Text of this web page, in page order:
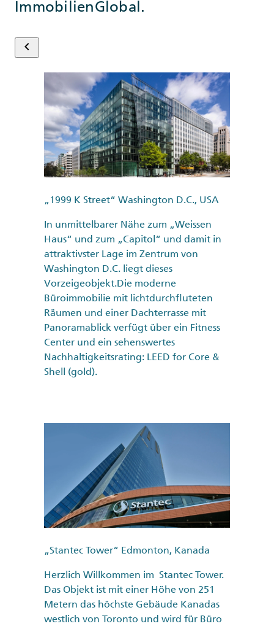
ImmobilienGlobal.
keyboard_arrow_left
„1999 K Street“ Washington D.C., USA
In unmittelbarer Nähe zum „Weissen
Haus“ und zum „Capitol“ und damit in
attraktivster Lage im Zentrum von
Washington D.C. liegt dieses
Vorzeigeobjekt.Die moderne
Büroimmobilie mit lichtdurchfluteten
Räumen und einer Dachterrasse mit
Panoramablick verfügt über ein Fitness
Center und ein sehenswertes
Nachhaltigkeitsrating: LEED for Core &
Shell (gold).
„Stantec Tower“ Edmonton, Kanada
Herzlich Willkommen im Stantec Tower.
Das Objekt ist mit einer Höhe von 251
Metern das höchste Gebäude Kanadas
westlich von Toronto und wird für Büro